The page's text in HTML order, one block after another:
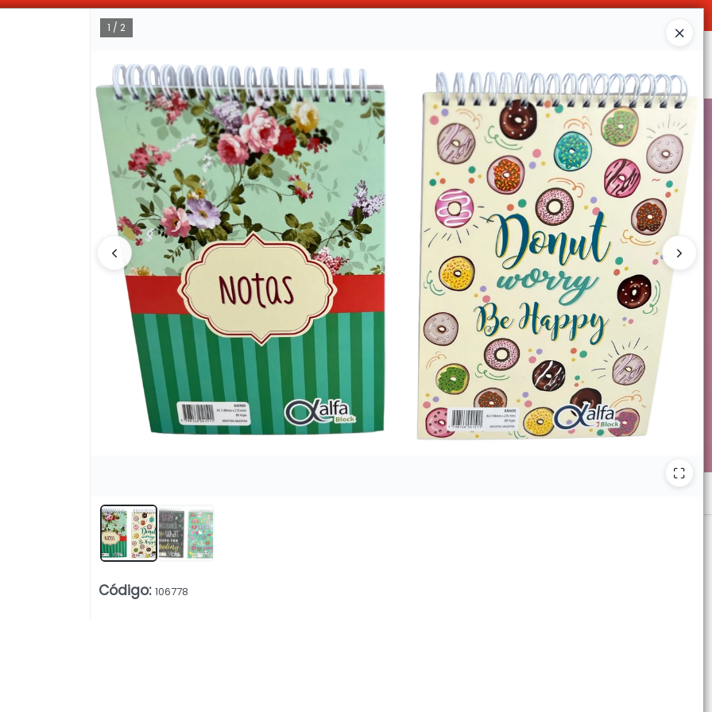
1 / 2
Código: 106778
ABONANDO DE CONTADO , MAS COMPRAS MAS DESCUENTOS OBTENES
CÓMO COMPRAR QUIÉNES SOMOS DECO & HOGAR CONTACTO
COMO LLEGAR